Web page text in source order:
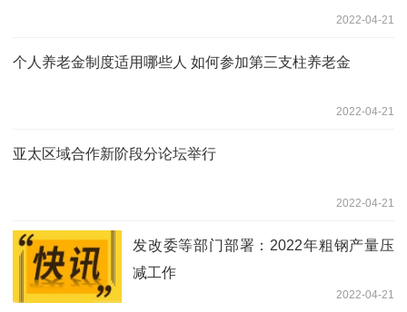
2022-04-21
个人养老金制度适用哪些人 如何参加第三支柱养老金
2022-04-21
亚太区域合作新阶段分论坛举行
2022-04-21
发改委等部门部署：2022年粗钢产量压
减工作
2022-04-21